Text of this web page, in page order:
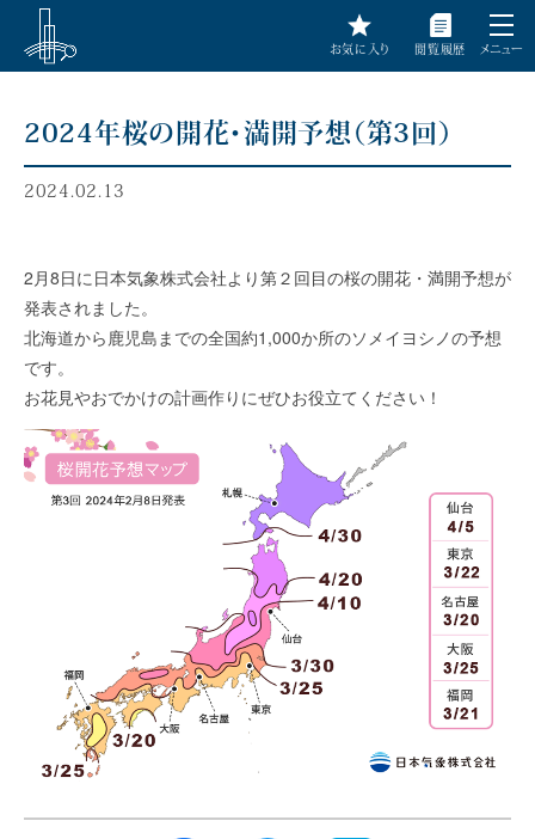
お気に入り 閲覧履歴 メニュー
2024年桜の開花・満開予想（第3回）
2024.02.13
2月8日に日本気象株式会社より第２回目の桜の開花・満開予想が
発表されました。
北海道から鹿児島までの全国約1,000か所のソメイヨシノの予想
です。
お花見やおでかけの計画作りにぜひお役立てください！